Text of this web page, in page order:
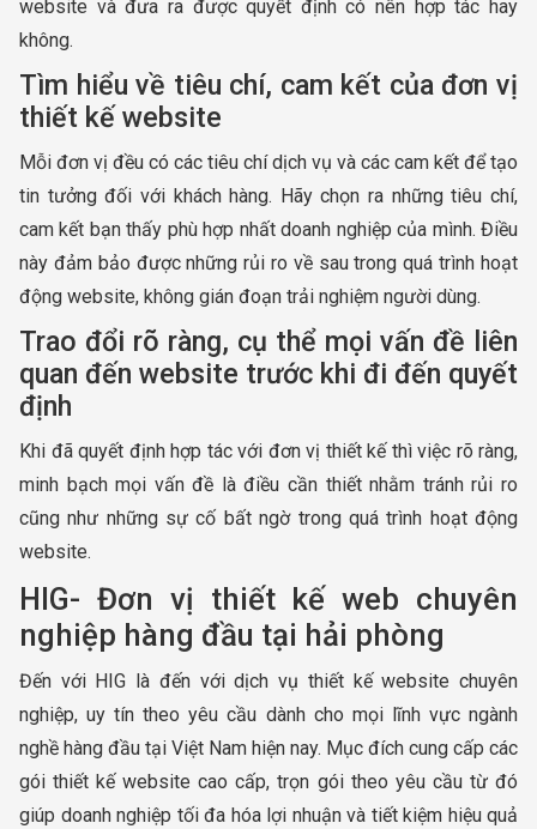
website và đưa ra được quyết định có nên hợp tác hay
không.
Tìm hiểu về tiêu chí, cam kết của đơn vị
thiết kế website
Mỗi đơn vị đều có các tiêu chí dịch vụ và các cam kết để tạo
tin tưởng đối với khách hàng. Hãy chọn ra những tiêu chí,
cam kết bạn thấy phù hợp nhất doanh nghiệp của mình. Điều
này đảm bảo được những rủi ro về sau trong quá trình hoạt
động website, không gián đoạn trải nghiệm người dùng.
Trao đổi rõ ràng, cụ thể mọi vấn đề liên
quan đến website trước khi đi đến quyết
định
Khi đã quyết định hợp tác với đơn vị thiết kế thì việc rõ ràng,
minh bạch mọi vấn đề là điều cần thiết nhằm tránh rủi ro
cũng như những sự cố bất ngờ trong quá trình hoạt động
website.
HIG- Đơn vị thiết kế web chuyên
nghiệp hàng đầu tại hải phòng
Đến với HIG là đến với dịch vụ thiết kế website chuyên
nghiệp, uy tín theo yêu cầu dành cho mọi lĩnh vực ngành
nghề hàng đầu tại Việt Nam hiện nay. Mục đích cung cấp các
gói thiết kế website cao cấp, trọn gói theo yêu cầu từ đó
giúp doanh nghiệp tối đa hóa lợi nhuận và tiết kiệm hiệu quả